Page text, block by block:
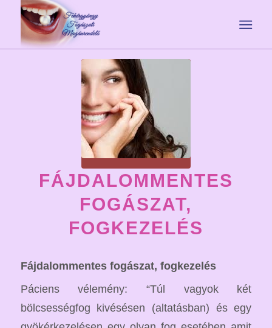
FÁJDALOMMENTES
FOGÁSZAT,
FOGKEZELÉS
Fájdalommentes fogászat, fogkezelés
Páciens vélemény: “Túl vagyok két
bölcsességfog kivésésen (altatásban) és egy